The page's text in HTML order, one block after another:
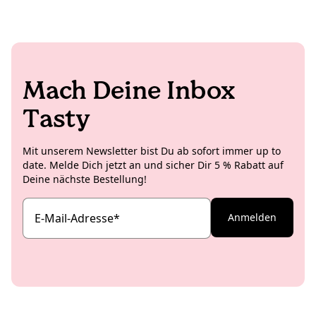
Studioküche auf und kreiert insbesondere für die
Mach Deine Inbox
Tasty
Mit unserem Newsletter bist Du ab sofort immer up to
date. Melde Dich jetzt an und sicher Dir 5 % Rabatt auf
Deine nächste Bestellung!
E-Mail-Adresse* Anmelden